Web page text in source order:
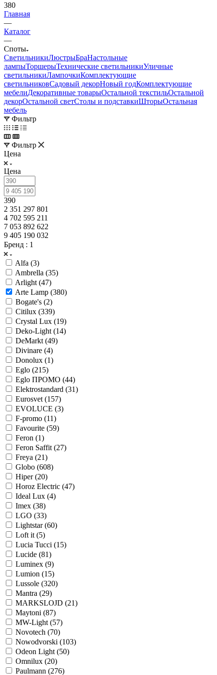
380
Главная
—
Каталог
—
Споты
СветильникиЛюстрыБраНастольные
лампыТоршерыТехнические светильникиУличные
светильникиЛампочкиКомплектующие
светильниковСадовый декорНовый годКомплектующие
мебелиДекоративные товарыОстальной текстильОстальной
декорОстальной светСтолы и подставкиШторыОстальная
мебель
Фильтр
Фильтр
Цена
Цена
390
2 351 297 801
4 702 595 211
7 053 892 622
9 405 190 032
Бренд : 1
Alfa (3)
Ambrella (35)
Arlight (47)
Arte Lamp (380)
Bogate's (2)
Citilux (339)
Crystal Lux (19)
Deko-Light (14)
DeMarkt (49)
Divinare (4)
Donolux (1)
Eglo (215)
Eglo ПРОМО (44)
Elektrostandard (31)
Eurosvet (157)
EVOLUCE (3)
F-promo (11)
Favourite (59)
Feron (1)
Feron Saffit (27)
Freya (21)
Globo (608)
Hiper (20)
Horoz Electric (47)
Ideal Lux (4)
Imex (38)
LGO (33)
Lightstar (60)
Loft it (5)
Lucia Tucci (15)
Lucide (81)
Luminex (9)
Lumion (15)
Lussole (320)
Mantra (29)
MARKSLOJD (21)
Maytoni (87)
MW-Light (57)
Novotech (70)
Nowodvorski (103)
Odeon Light (50)
Omnilux (20)
Paulmann (276)